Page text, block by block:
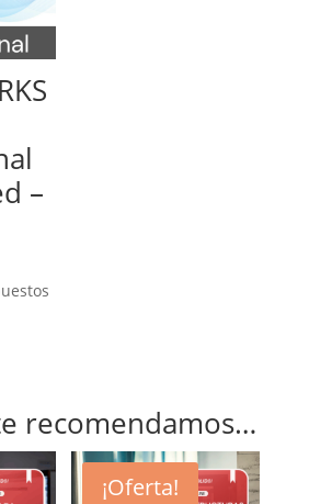
–
recomendamos…
¡Oferta!